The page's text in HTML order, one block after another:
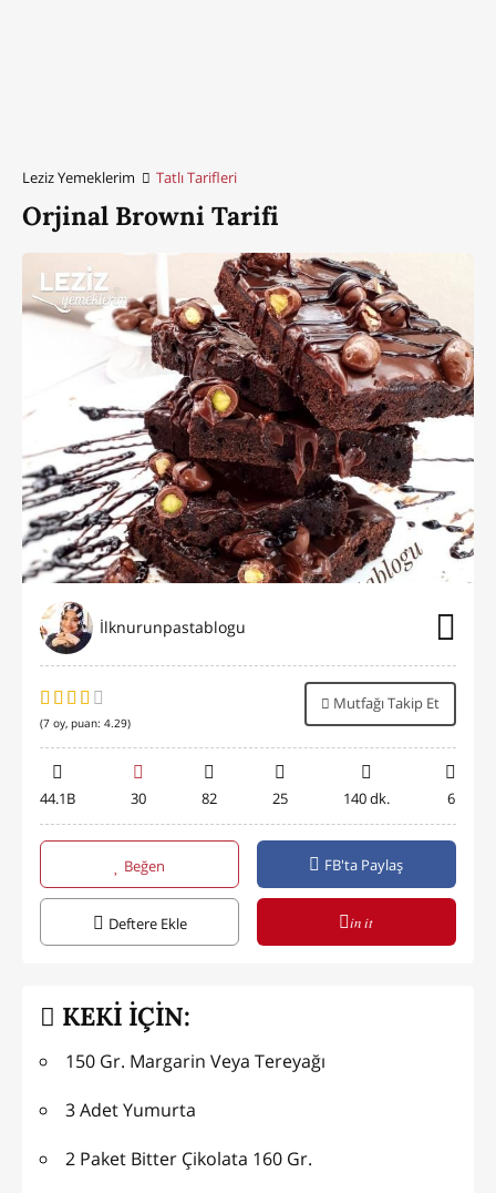
Leziz Yemeklerim Tatlı Tarifleri
Orjinal Browni Tarifi
İlknurunpastablogu
(7 oy, puan: 4.29)
Mutfağı Takip Et
44.1B 30 82 25 140 dk. 6
Beğen FB'ta Paylaş
Deftere Ekle in it
KEKİ İÇİN:
150 Gr. Margarin Veya Tereyağı
3 Adet Yumurta
2 Paket Bitter Çikolata 160 Gr.